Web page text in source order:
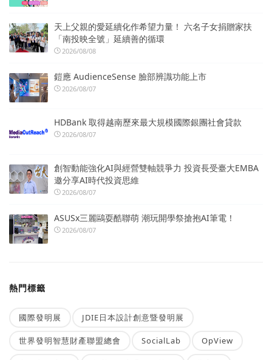
天上父親的愛延續化作希望力量！ 六名子女捐贈家扶
「南投映全號」延續善的循環
2026/08/08
鎧應 AudienceSense 臉部辨識功能上市
2026/08/07
HDBank 取得越南歷來最大規模國際銀團社會貸款
2026/08/07
創智動能強化AI與經營雙軸競爭力 投資長受臺大EMBA
邀分享AI時代投資思維
2026/08/07
ASUSx三麗鷗耍酷聯萌 潮玩開學祭搶抱AI筆電！
2026/08/07
熱門標籤
國際發明展 JDIE日本設計創意暨發明展
世界發明智慧財產聯盟總會 SocialLab OpView